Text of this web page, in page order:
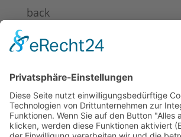
back
News 2023
News 2021
News 2020
News 2019